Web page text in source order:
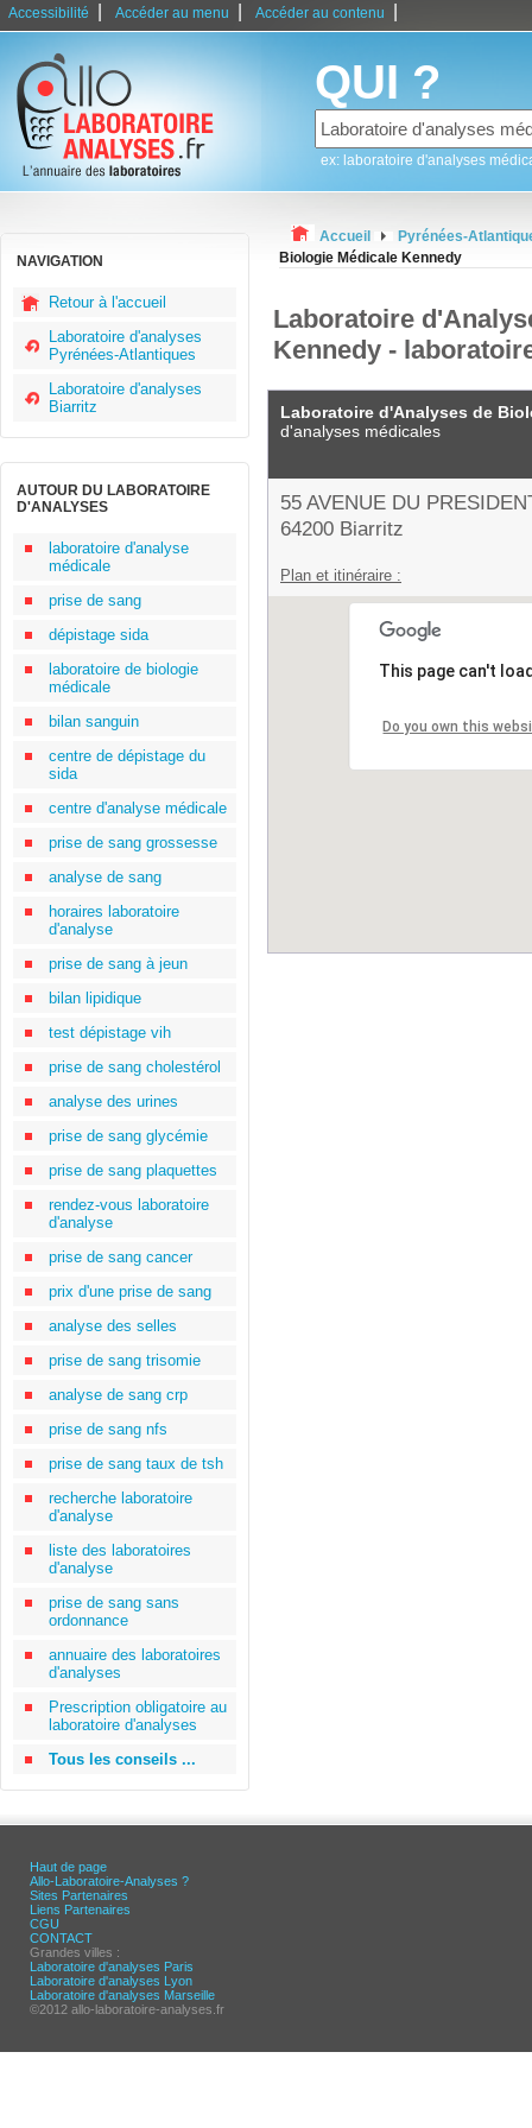
Accessibilité Accéder au menu Accéder au contenu
QUI ?
ex: laboratoire d'analyses
NAVIGATION
Retour à l'accueil
Laboratoire d'analyses
Pyrénées-Atlantiques
Laboratoire d'analyses
Biarritz
AUTOUR DU LABORATOIRE
D'ANALYSES
laboratoire d'analyse
médicale
prise de sang
dépistage sida
laboratoire de biologie
médicale
bilan sanguin
centre de dépistage du
sida
centre d'analyse médicale
prise de sang grossesse
analyse de sang
horaires laboratoire
d'analyse
prise de sang à jeun
bilan lipidique
test dépistage vih
prise de sang cholestérol
analyse des urines
prise de sang glycémie
prise de sang plaquettes
rendez-vous laboratoire
d'analyse
prise de sang cancer
prix d'une prise de sang
analyse des selles
prise de sang trisomie
analyse de sang crp
prise de sang nfs
prise de sang taux de tsh
recherche laboratoire
d'analyse
liste des laboratoires
d'analyse
prise de sang sans
ordonnance
annuaire des laboratoires
d'analyses
Prescription obligatoire au
laboratoire d'analyses
Tous les conseils ...
Accueil
Pyrénées-
Biologie Médicale Kennedy
Laboratoire
Kennedy -
Laboratoire d'Analyses de
d'analyses médicales
55 AVENUE DU
64200 Biarritz
Plan et itinéraire :
This page can't
Do you own this
Haut de page
Allo-Laboratoire-Analyses ?
Sites Partenaires
Liens Partenaires
CGU
CONTACT
Grandes villes :
Laboratoire d'analyses Paris
Laboratoire d'analyses Lyon
Laboratoire d'analyses Marseille
©2012 allo-laboratoire-analyses.fr